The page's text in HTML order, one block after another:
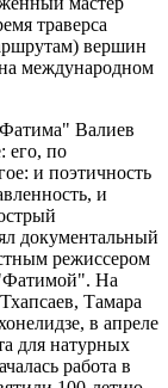
траверса
вершин
международном
Валиев
его, по
и поэтичность
и
документальный
режиссером
На
Тамара
в апреле
для натурных
работа в